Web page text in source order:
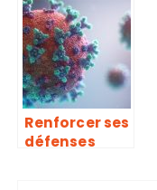
symptômes
et
traitements
Renforcer ses
défenses